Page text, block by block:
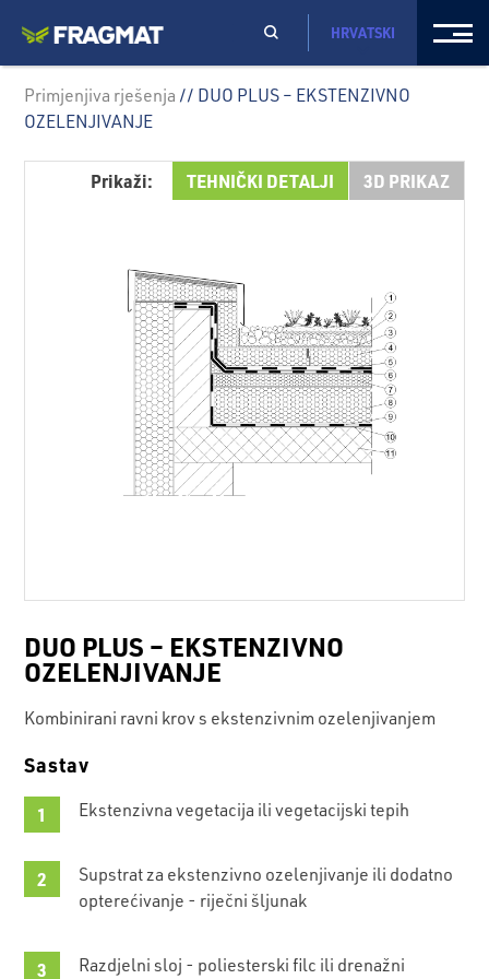
HRVATSKI
Primjenjiva rješenja // DUO PLUS – EKSTENZIVNO
OZELENJIVANJE
Prikaži: TEHNIČKI DETALJI 3D PRIKAZ
DUO PLUS – EKSTENZIVNO
OZELENJIVANJE
Kombinirani ravni krov s ekstenzivnim ozelenjivanjem
Sastav
Ekstenzivna vegetacija ili vegetacijski tepih
Supstrat za ekstenzivno ozelenjivanje ili dodatno
opterećivanje - riječni šljunak
Razdjelni sloj - poliesterski filc ili drenažni